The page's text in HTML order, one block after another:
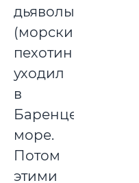
дьяволы»
(морские
пехотинцы),
уходил
в
Баренцево
море.
Потом
этими